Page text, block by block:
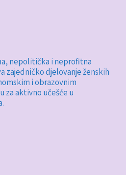
nepolitička i neprofitna
zajedničko djelovanje ženskih
i obrazovnim
za aktivno učešće u